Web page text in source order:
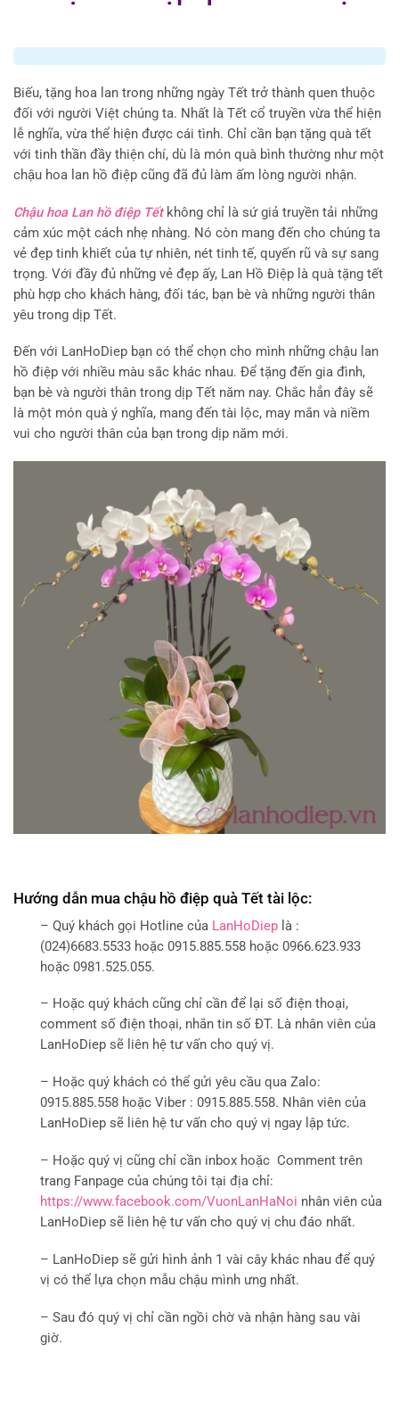
Biếu, tặng hoa lan trong những ngày Tết trở thành quen thuộc
đối với người Việt chúng ta. Nhất là Tết cổ truyền vừa thể hiện
lễ nghĩa, vừa thể hiện được cái tình. Chỉ cần bạn tặng quà tết
với tinh thần đầy thiện chí, dù là món quà bình thường như một
chậu hoa lan hồ điệp cũng đã đủ làm ấm lòng người nhận.
Chậu hoa Lan hồ điệp Tết không chỉ là sứ giả truyền tải những
cảm xúc một cách nhẹ nhàng. Nó còn mang đến cho chúng ta
vẻ đẹp tinh khiết của tự nhiên, nét tinh tế, quyến rũ và sự sang
trọng. Với đầy đủ những vẻ đẹp ấy, Lan Hồ Điệp là quà tặng tết
phù hợp cho khách hàng, đối tác, bạn bè và những người thân
yêu trong dịp Tết.
Đến với LanHoDiep bạn có thể chọn cho mình những chậu lan
hồ điệp với nhiều màu sắc khác nhau. Để tặng đến gia đình,
bạn bè và người thân trong dịp Tết năm nay. Chắc hẳn đây sẽ
là một món quà ý nghĩa, mang đến tài lộc, may mắn và niềm
vui cho người thân của bạn trong dịp năm mới.
Hướng dẫn mua chậu hồ điệp quà Tết tài lộc:
– Quý khách gọi Hotline của LanHoDiep là :
(024)6683.5533 hoặc 0915.885.558 hoặc 0966.623.933
hoặc 0981.525.055.
– Hoặc quý khách cũng chỉ cần để lại số điện thoại,
comment số điện thoại, nhắn tin số ĐT. Là nhân viên của
LanHoDiep sẽ liên hệ tư vấn cho quý vị.
– Hoặc quý khách có thể gửi yêu cầu qua Zalo:
0915.885.558 hoặc Viber : 0915.885.558. Nhân viên của
LanHoDiep sẽ liên hệ tư vấn cho quý vị ngay lập tức.
– Hoặc quý vị cũng chỉ cần inbox hoặc Comment trên
trang Fanpage của chúng tôi tại địa chỉ:
https://www.facebook.com/VuonLanHaNoi nhân viên của
LanHoDiep sẽ liên hệ tư vấn cho quý vị chu đáo nhất.
– LanHoDiep sẽ gửi hình ảnh 1 vài cây khác nhau để quý
vị có thể lựa chọn mẫu chậu mình ưng nhất.
– Sau đó quý vị chỉ cần ngồi chờ và nhận hàng sau vài
giờ.